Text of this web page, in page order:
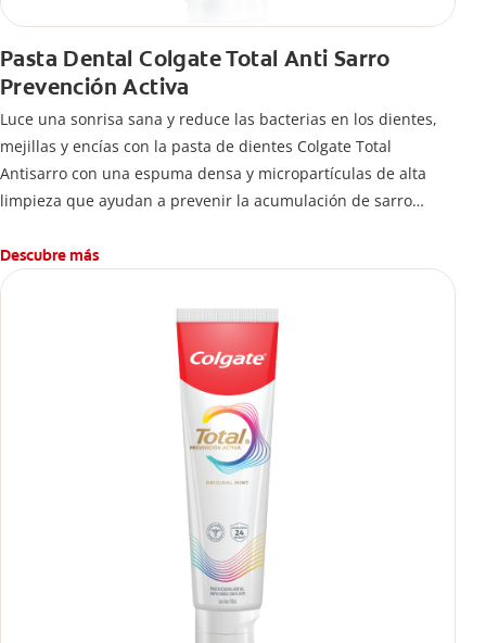
Pasta Dental Colgate Total Anti Sarro
Prevención Activa
Luce una sonrisa sana y reduce las bacterias en los dientes,
mejillas y encías con la pasta de dientes Colgate Total
Antisarro con una espuma densa y micropartículas de alta
limpieza que ayudan a prevenir la acumulación de sarro
Descubre más